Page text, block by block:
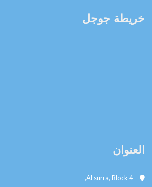
خريطة جوجل
العنوان